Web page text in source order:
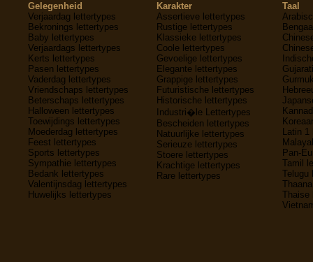
Gelegenheid
Verjaardag lettertypes
Bekronings lettertypes
Baby lettertypes
Verjaardags lettertypes
Kerts lettertypes
Pasen lettertypes
Vaderdag lettertypes
Vriendschaps lettertypes
Beterschaps lettertypes
Halloween lettertypes
Toewijdings lettertypes
Moederdag lettertypes
Feest lettertypes
Sports lettertypes
Sympathie lettertypes
Bedank lettertypes
Valentijnsdag lettertypes
Huwelijks lettertypes
Karakter
Assertieve lettertypes
Rustige lettertypes
Klassieke lettertypes
Coole lettertypes
Gevoelige lettertypes
Elegante lettertypes
Grappige lettertypes
Futuristische lettertypes
Historische lettertypes
Industri�le Lettertypes
Bescheiden lettertypes
Natuurlijke lettertypes
Serieuze lettertypes
Stoere lettertypes
Krachtige lettertypes
Rare lettertypes
Taal
Latin 1
Pan-
Tamil
Telugu
Thaise